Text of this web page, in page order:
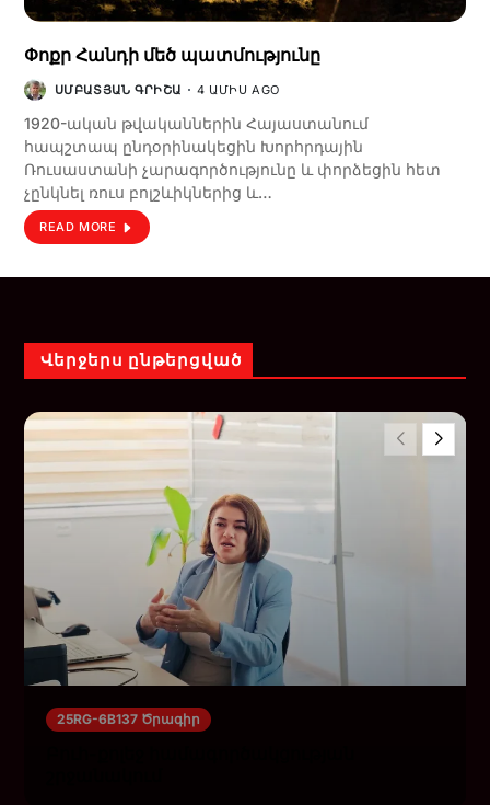
Փոքր Հանդի մեծ պատմությունը
ՍՄԲԱՏՅԱՆ ԳՐԻՇԱ 4 ԱՄԻՍ AGO
1920-ական թվականներին Հայաստանում
հապշտապ ընդօրինակեցին Խորհրդային
Ռուսաստանի չարագործությունը և փորձեցին հետ
չընկնել ռուս բոլշևիկներից և…
READ MORE
Վերջերս ընթերցված
25RG-6B137 Ծրագիր